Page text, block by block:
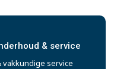
& service
service